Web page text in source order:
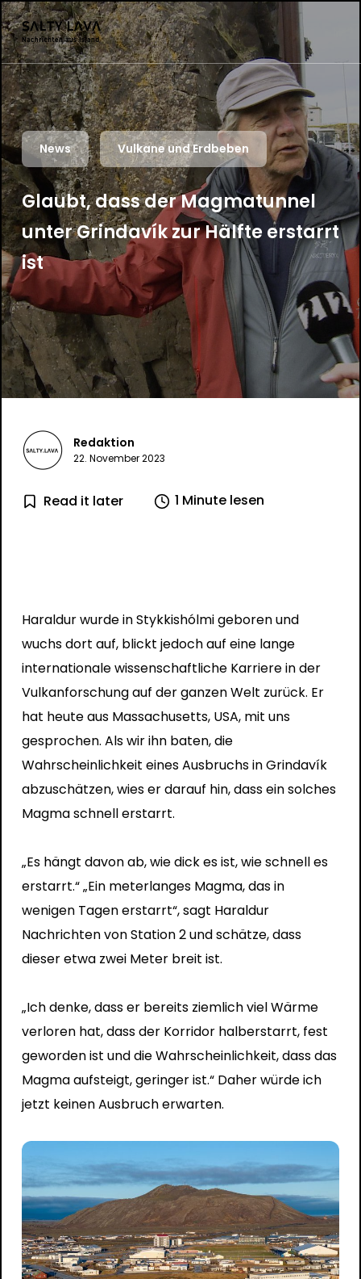
News Vulkane und Erdbeben
Glaubt, dass der Magmatunnel
unter Grindavík zur Hälfte erstarrt
ist
Redaktion
22. November 2023
Read it later 1 Minute lesen
Haraldur wurde in Stykkishólmi geboren und
wuchs dort auf, blickt jedoch auf eine lange
internationale wissenschaftliche Karriere in der
Vulkanforschung auf der ganzen Welt zurück. Er
hat heute aus Massachusetts, USA, mit uns
gesprochen. Als wir ihn baten, die
Wahrscheinlichkeit eines Ausbruchs in Grindavík
abzuschätzen, wies er darauf hin, dass ein solches
Magma schnell erstarrt.
„Es hängt davon ab, wie dick es ist, wie schnell es
erstarrt.“ „Ein meterlanges Magma, das in
wenigen Tagen erstarrt“, sagt Haraldur
Nachrichten von Station 2und schätze, dass
dieser etwa zwei Meter breit ist.
„Ich denke, dass er bereits ziemlich viel Wärme
verloren hat, dass der Korridor halberstarrt, fest
geworden ist und die Wahrscheinlichkeit, dass das
Magma aufsteigt, geringer ist.“ Daher würde ich
jetzt keinen Ausbruch erwarten.